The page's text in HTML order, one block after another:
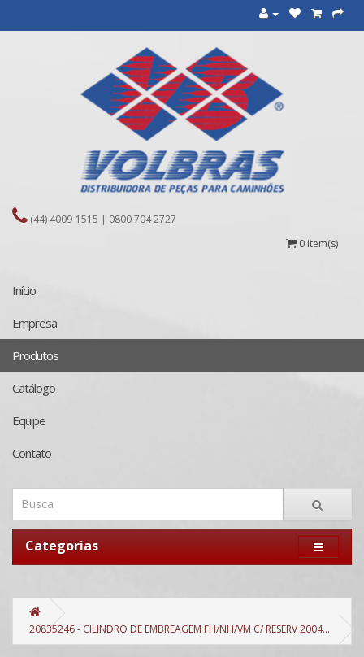
(44) 4009-1515 | 0800 704 2727
0 item(s)
Início
Empresa
Produtos
Catálogo
Equipe
Contato
Categorias
20835246 - CILINDRO DE EMBREAGEM FH/NH/VM C/ RESERV 2004...